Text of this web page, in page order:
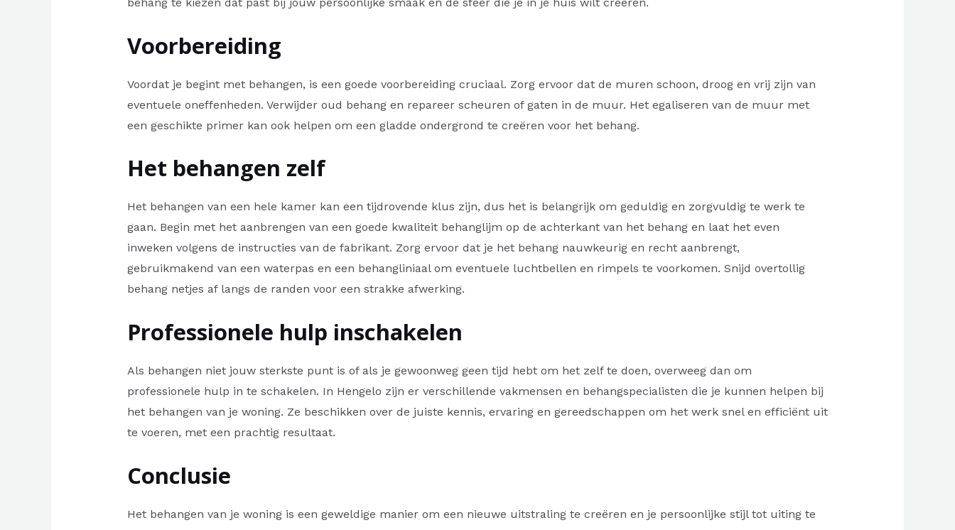
Voorbereiding
Voordat je begint met behangen, is een goede voorbereiding cruciaal. Zorg ervoor dat de muren schoon, droog en vrij zijn van
eventuele oneffenheden. Verwijder oud behang en repareer scheuren of gaten in de muur. Het egaliseren van de muur met
een geschikte primer kan ook helpen om een gladde ondergrond te creëren voor het behang.
Het behangen zelf
Het behangen van een hele kamer kan een tijdrovende klus zijn, dus het is belangrijk om geduldig en zorgvuldig te werk te
gaan. Begin met het aanbrengen van een goede kwaliteit behanglijm op de achterkant van het behang en laat het even
inweken volgens de instructies van de fabrikant. Zorg ervoor dat je het behang nauwkeurig en recht aanbrengt,
gebruikmakend van een waterpas en een behangliniaal om eventuele luchtbellen en rimpels te voorkomen. Snijd overtollig
behang netjes af langs de randen voor een strakke afwerking.
Professionele hulp inschakelen
Als behangen niet jouw sterkste punt is of als je gewoonweg geen tijd hebt om het zelf te doen, overweeg dan om
professionele hulp in te schakelen. In Hengelo zijn er verschillende vakmensen en behangspecialisten die je kunnen helpen bij
het behangen van je woning. Ze beschikken over de juiste kennis, ervaring en gereedschappen om het werk snel en efficiënt uit
te voeren, met een prachtig resultaat.
Conclusie
Het behangen van je woning is een geweldige manier om een nieuwe uitstraling te creëren en je persoonlijke stijl tot uiting te